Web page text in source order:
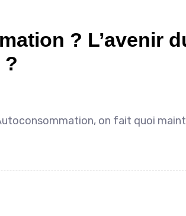
? L’avenir
?
on fait quoi